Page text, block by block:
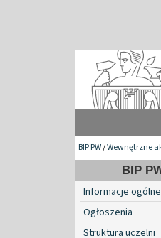
BIP PW/Wewnętrzne
BIP
Informacje ogólne
Ogłoszenia
Struktura uczelni